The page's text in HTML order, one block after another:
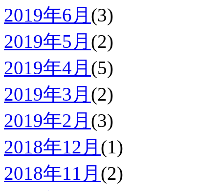
2019年6月 (3)
2019年5月 (2)
2019年4月 (5)
2019年3月 (2)
2019年2月 (3)
2018年12月 (1)
2018年11月 (2)